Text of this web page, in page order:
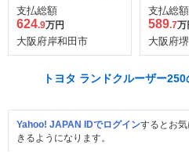
支払総額
624.9万円
大阪府岸和田市
支払総額
589.7万
大阪府
トヨタ ランドクルーザー
Yahoo! JAPAN IDでログインするとお
きるようになります。